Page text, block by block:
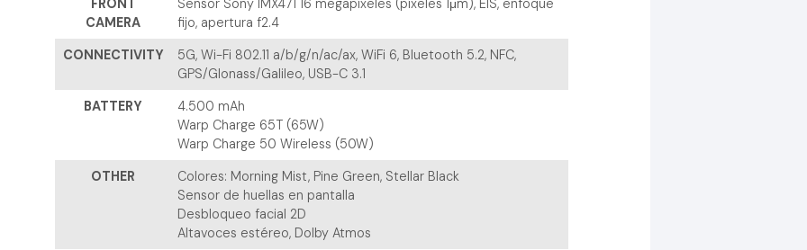
FRONT
CAMERA
Sensor Sony IMX471 16 megapíxeles (píxeles 1μm), EIS, enfoque
fijo, apertura f2.4
CONNECTIVITY
5G, Wi-Fi 802.11 a/b/g/n/ac/ax, WiFi 6, Bluetooth 5.2, NFC,
GPS/Glonass/Galileo, USB-C 3.1
BATTERY
4.500 mAh
Warp Charge 65T (65W)
Warp Charge 50 Wireless (50W)
OTHER
Colores: Morning Mist, Pine Green, Stellar Black
Sensor de huellas en pantalla
Desbloqueo facial 2D
Altavoces estéreo, Dolby Atmos